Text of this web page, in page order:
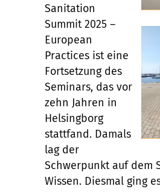
Sanitation
Summit 2025 –
European
Practices ist eine
Fortsetzung des
Seminars, das vor
zehn Jahren in
Helsingborg
stattfand. Damals
lag der
Schwerpunkt auf dem
Wissen. Diesmal ging